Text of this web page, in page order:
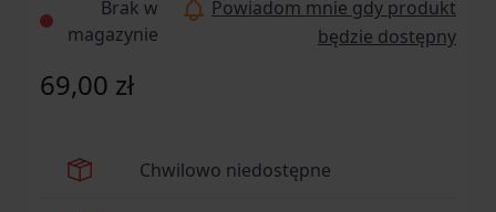
Brak w
magazynie
Powiadom mnie gdy produkt
będzie dostępny
69,00 zł
Chwilowo niedostępne